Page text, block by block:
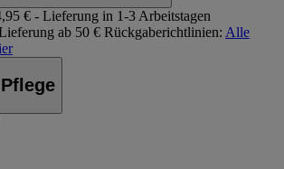
€ - Lieferung in 1-3 Arbeitstagen
ab 50 € Rückgaberichtlinien: Alle